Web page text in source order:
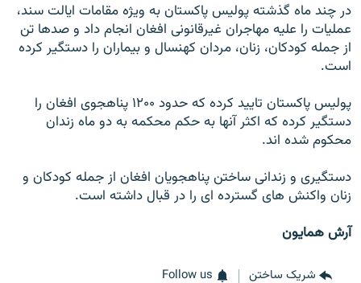
در چند ماه گذشته پولیس پاکستان به ویژه مقامات ایالت سند،
عملیات را علیه مهاجران غیرقانونی افغان انجام داد و صدها تن
از جمله کودکان، زنان، مردان کهنسال و بیماران را دستگیر کرده
است.
پولیس پاکستان تایید کرده که حدود ۱۲۰۰ پناهجوی افغان را
دستگیر کرده که اکثر آنها به حکم محکمه به دو ماه زندان
محکوم شده اند.
دستگیری و زندانی ساختن پناهجویان افغان از جمله کودکان و
زنان واکنش های گسترده ای را در قبال داشته است.
آرش همایون
شریک ساختن Follow us